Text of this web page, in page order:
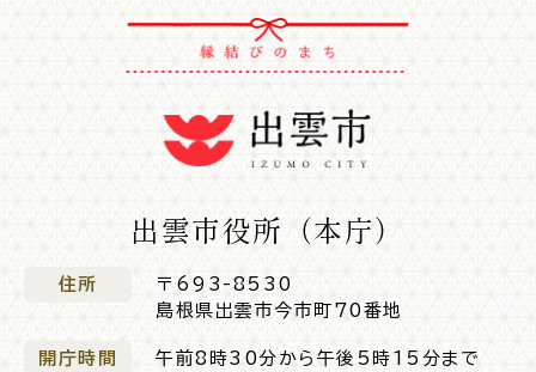
各種相談窓口 担当窓口
出雲市役所（本庁）
住所
〒693-8530
島根県出雲市今市町70番地
開庁時間 午前8時30分から午後5時15分まで